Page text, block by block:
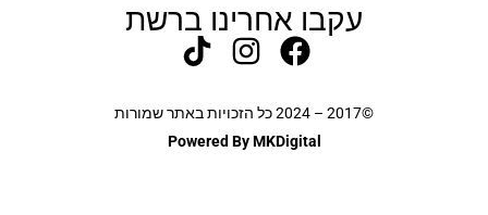
עקבו אחרינו ברשת
©2017 – 2024 כל הזכויות באתר שמורות
Powered By MKDigital